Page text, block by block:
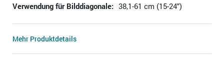
Verwendung für Bilddiagonale: 38,1-61 cm (15-24")
Mehr Produktdetails